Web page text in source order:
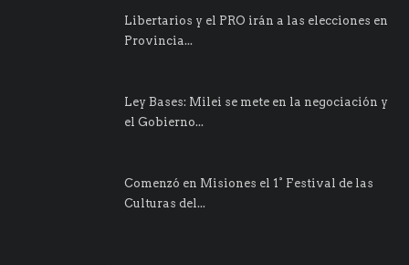
Libertarios y el PRO irán a las elecciones en
Provincia...
Ley Bases: Milei se mete en la negociación y
el Gobierno...
Comenzó en Misiones el 1° Festival de las
Culturas del...